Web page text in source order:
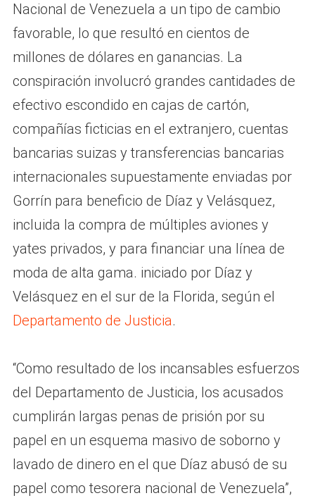
Nacional de Venezuela a un tipo de cambio
favorable, lo que resultó en cientos de
millones de dólares en ganancias. La
conspiración involucró grandes cantidades de
efectivo escondido en cajas de cartón,
compañías ficticias en el extranjero, cuentas
bancarias suizas y transferencias bancarias
internacionales supuestamente enviadas por
Gorrín para beneficio de Díaz y Velásquez,
incluida la compra de múltiples aviones y
yates privados, y para financiar una línea de
moda de alta gama. iniciado por Díaz y
Velásquez en el sur de la Florida, según el
Departamento de Justicia.
“Como resultado de los incansables esfuerzos
del Departamento de Justicia, los acusados
cumplirán largas penas de prisión por su
papel en un esquema masivo de soborno y
lavado de dinero en el que Díaz abusó de su
papel como tesorera nacional de Venezuela”,